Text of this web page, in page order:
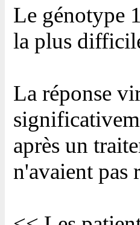
Le génotype
la plus
La réponse
après un
n'avaient pas